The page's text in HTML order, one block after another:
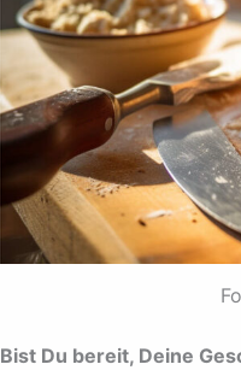
Bist Du bereit, Deine